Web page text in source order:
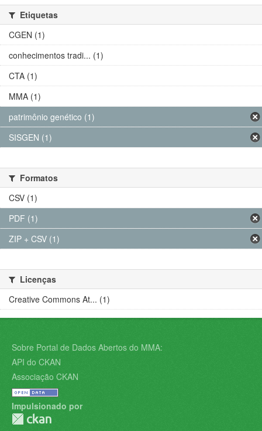
Etiquetas
CGEN (1)
conhecimentos tradi... (1)
CTA (1)
MMA (1)
patrimônio genético (1)
SISGEN (1)
Formatos
CSV (1)
PDF (1)
ZIP + CSV (1)
Licenças
Creative Commons At... (1)
Sobre Portal de Dados Abertos do MMA:
API do CKAN
Associação CKAN
Impulsionado por